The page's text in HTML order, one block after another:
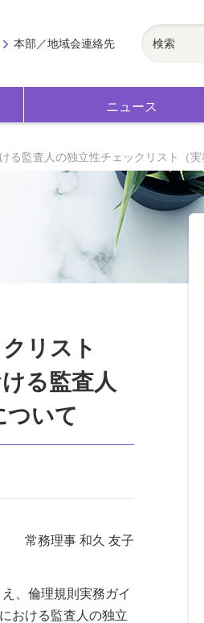
ニュース
本部／地域会連絡先
監査人の独立性チェックリスト（
リスト
る監査人
ついて
常務理事 和久 友子
、倫理規則実務ガイ
おける監査人の独立